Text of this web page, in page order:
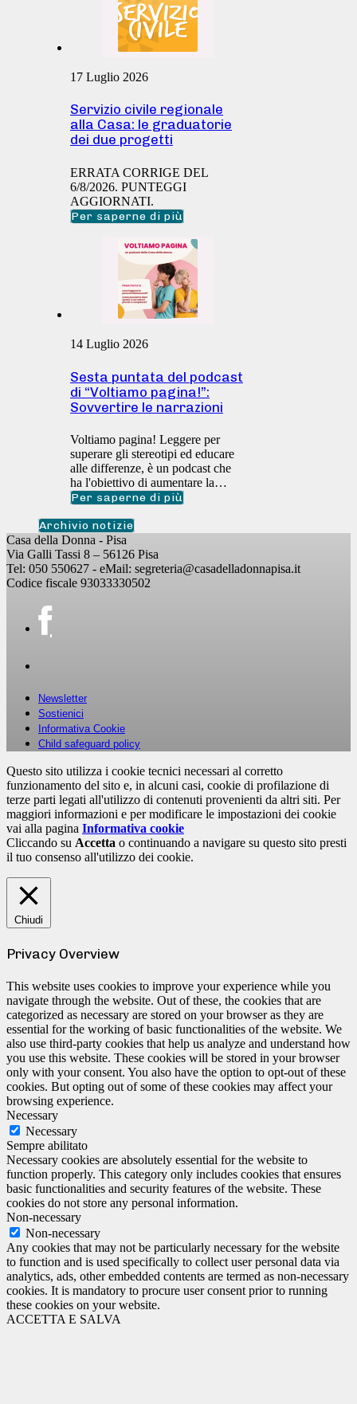
17 Luglio 2026
Servizio civile regionale
alla Casa: le graduatorie
dei due progetti
ERRATA CORRIGE DEL
6/8/2026. PUNTEGGI
AGGIORNATI.
Per saperne di più
14 Luglio 2026
Sesta puntata del podcast
di “Voltiamo pagina!”:
Sovvertire le narrazioni
Voltiamo pagina! Leggere per
superare gli stereotipi ed educare
alle differenze, è un podcast che
ha l'obiettivo di aumentare la…
Per saperne di più
Archivio notizie
Casa della Donna - Pisa
Via Galli Tassi 8 – 56126 Pisa
Tel: 050 550627 - eMail: segreteria@casadelladonnapisa.it
Codice fiscale 93033330502
Newsletter
Sostienici
Informativa Cookie
Child safeguard policy
Questo sito utilizza i cookie tecnici necessari al corretto
funzionamento del sito e, in alcuni casi, cookie di profilazione di
terze parti legati all'utilizzo di contenuti provenienti da altri siti. Per
maggiori informazioni e per modificare le impostazioni dei cookie
vai alla pagina Informativa cookie
Cliccando su Accetta o continuando a navigare su questo sito presti
il tuo consenso all'utilizzo dei cookie.
Chiudi
Privacy Overview
This website uses cookies to improve your experience while you
navigate through the website. Out of these, the cookies that are
categorized as necessary are stored on your browser as they are
essential for the working of basic functionalities of the website. We
also use third-party cookies that help us analyze and understand how
you use this website. These cookies will be stored in your browser
only with your consent. You also have the option to opt-out of these
cookies. But opting out of some of these cookies may affect your
browsing experience.
Necessary
Necessary
Sempre abilitato
Necessary cookies are absolutely essential for the website to
function properly. This category only includes cookies that ensures
basic functionalities and security features of the website. These
cookies do not store any personal information.
Non-necessary
Non-necessary
Any cookies that may not be particularly necessary for the website
to function and is used specifically to collect user personal data via
analytics, ads, other embedded contents are termed as non-necessary
cookies. It is mandatory to procure user consent prior to running
these cookies on your website.
ACCETTA E SALVA